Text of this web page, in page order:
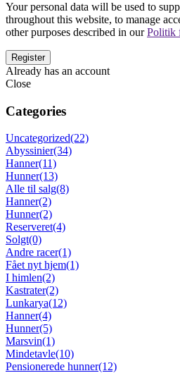
Your personal data will be used to
throughout this website, to manage
other purposes described in ourPolitik
Already has an account
Close
Categories
Uncategorized(22)
Abyssinier(34)
Hanner(11)
Hunner(13)
Alle til salg(8)
Hanner(2)
Hunner(2)
Reserveret(4)
Solgt(0)
Andre racer(1)
Fået nyt hjem(1)
I himlen(2)
Kastrater(2)
Lunkarya(12)
Hanner(4)
Hunner(5)
Marsvin(1)
Mindetavle(10)
Pensionerede hunner(12)